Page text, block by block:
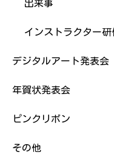
出来事
インストラクター研
デジタルアート発表会
年賀状発表会
ピンクリボン
その他